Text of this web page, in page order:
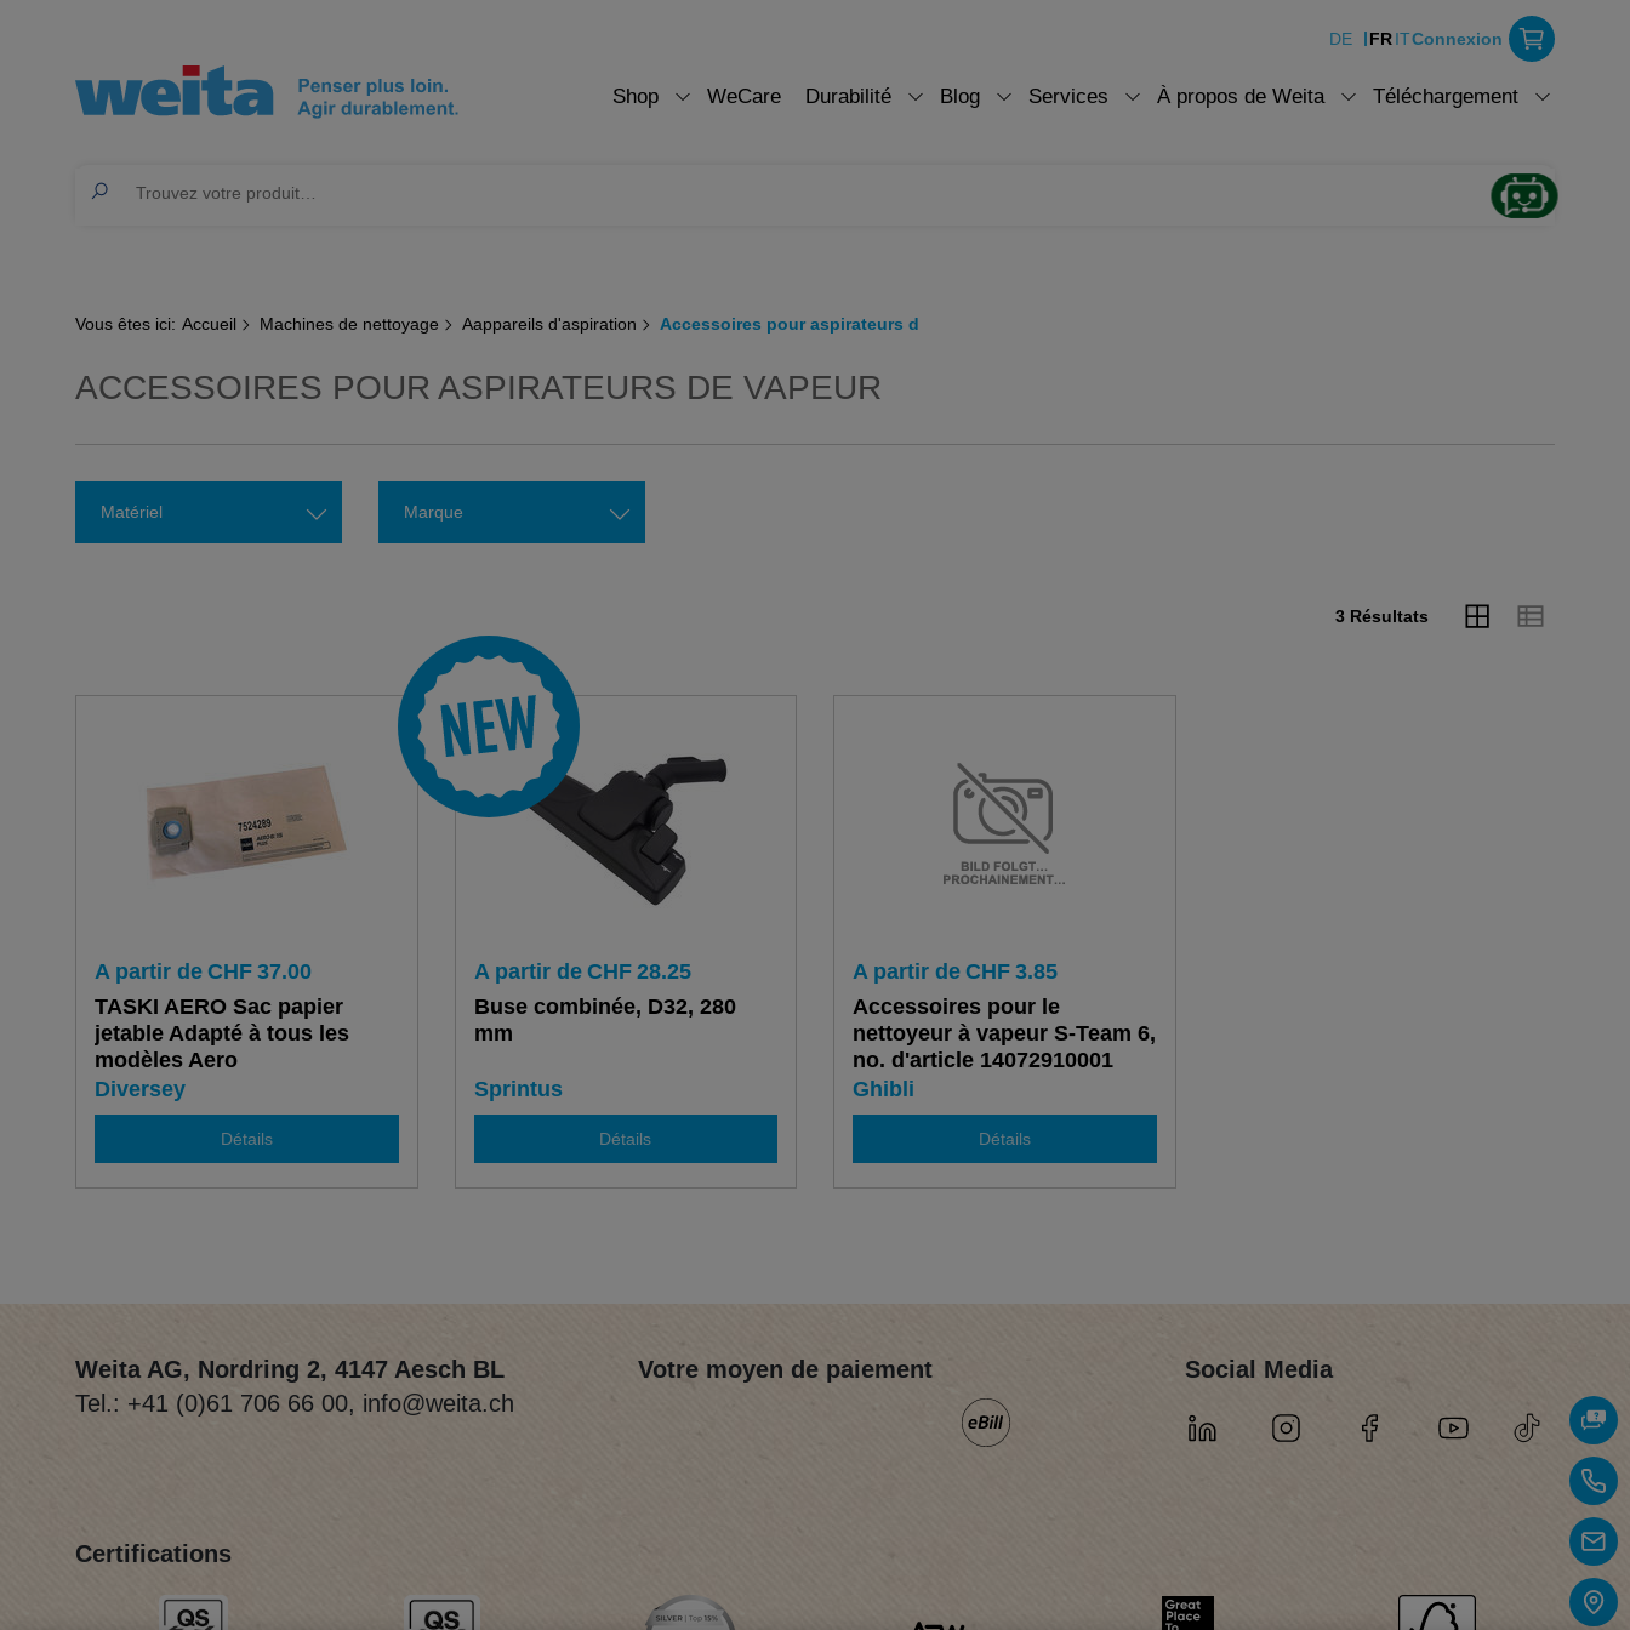
DE FRITConnexion
Shop WeCare Durabilité Blog Services À propos de Weita Téléchargement
Vous êtes ici: Accueil Machines de nettoyage Aappareils d'aspiration Accessoires pour aspirateurs d
ACCESSOIRES POUR ASPIRATEURS DE VAPEUR
Matériel Marque
3 Résultats
A partir de CHF 37.00
TASKI AERO Sac papier
jetable Adapté à tous les
modèles Aero
Diversey
Détails
A partir de CHF 28.25
Buse combinée, D32, 280
mm
Sprintus
Détails
A partir de CHF 3.85
Accessoires pour le
nettoyeur à vapeur S-Team 6,
no. d'article 14072910001
Ghibli
Détails
Weita AG, Nordring 2, 4147 Aesch BL
Tel.: +41 (0)61 706 66 00, info@weita.ch
Votre moyen de paiement Social Media
Certifications